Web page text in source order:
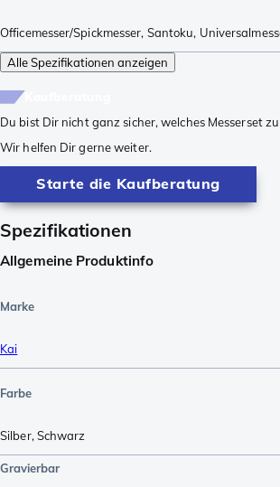
Officemesser/Spickmesser, Santoku,
Alle Spezifikationen anzeigen
Du bist Dir nicht ganz sicher, welches Messerset
Wir helfen Dir gerne weiter.
Starte die Kaufberatung
Spezifikationen
Allgemeine Produktinfo
Marke
Kai
Farbe
Silber, Schwarz
Gravierbar